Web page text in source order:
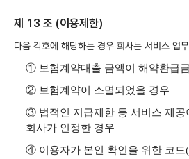
제 13 조 (이용제한)
다음 각호에 해당하는 경우 회사는 서비스 업
① 보험계약대출 금액이 해약환급
② 보험계약이 소멸되었을 경우
③ 법적인 지급제한 등 서비스 제공
회사가 인정한 경우
④ 이용자가 본인 확인을 위한 코드